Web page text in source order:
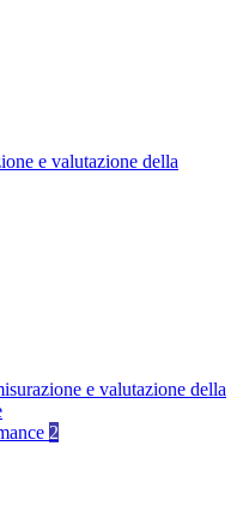
e valutazione della
e valutazione della
2